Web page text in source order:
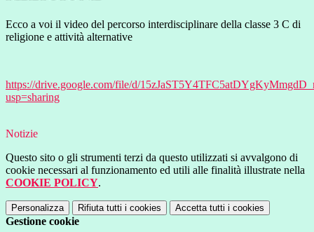
Ecco a voi il video del percorso interdisciplinare della classe 3 C di
religione e attività alternative
https://drive.google.com/file/d/
usp=sharing
Notizie
Questo sito o gli strumenti terzi da questo utilizzati si avvalgono di
cookie necessari al funzionamento ed utili alle finalità illustrate nella
COOKIE POLICY.
Personalizza Rifiuta tutti i cookies Accetta tutti i cookies
Gestione cookie